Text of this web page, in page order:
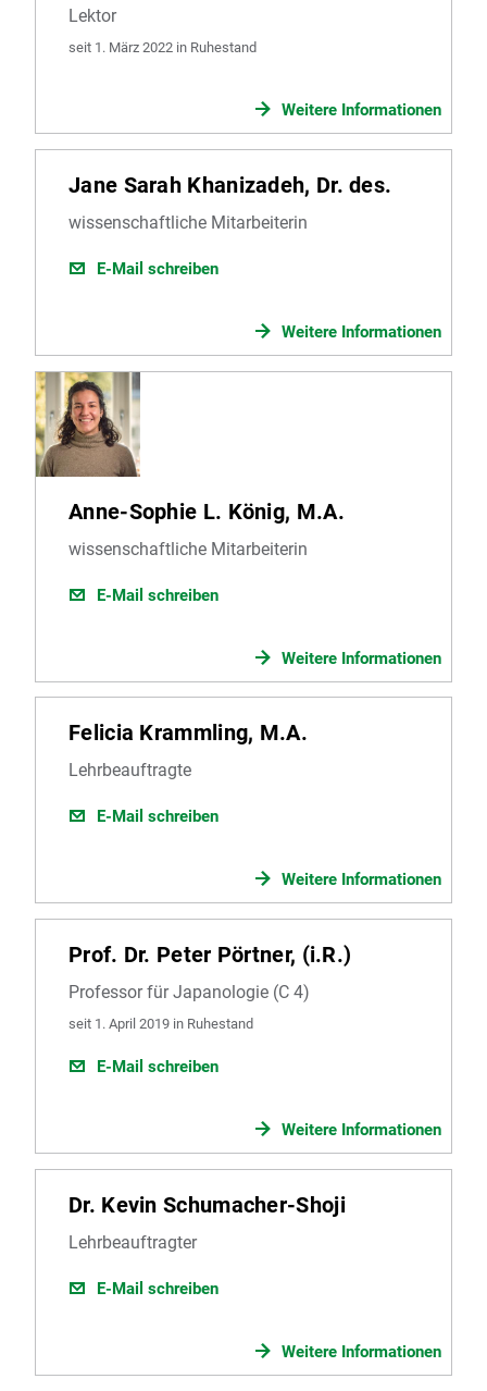
Lektor
seit 1. März 2022 in Ruhestand
Weitere Informationen
Jane Sarah Khanizadeh, Dr. des.
wissenschaftliche Mitarbeiterin
E-Mail schreiben
Weitere Informationen
Anne-Sophie L. König, M.A.
wissenschaftliche Mitarbeiterin
E-Mail schreiben
Weitere Informationen
Felicia Krammling, M.A.
Lehrbeauftragte
E-Mail schreiben
Weitere Informationen
Prof. Dr. Peter Pörtner, (i.R.)
Professor für Japanologie (C 4)
seit 1. April 2019 in Ruhestand
E-Mail schreiben
Weitere Informationen
Dr. Kevin Schumacher-Shoji
Lehrbeauftragter
E-Mail schreiben
Weitere Informationen